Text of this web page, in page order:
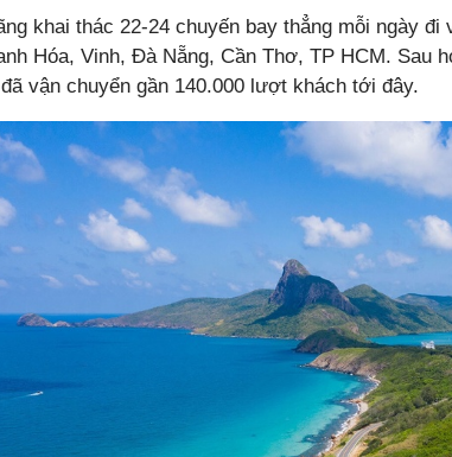
khai thác 22-24 chuyến bay thẳng mỗi ngày
Hóa, Vinh, Đà Nẵng, Cần Thơ, TP HCM. Sau
vận chuyển gần 140.000 lượt khách tới đây.